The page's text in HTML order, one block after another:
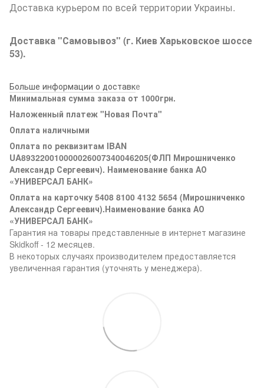
Доставка курьером по всей территории Украины.
Доставка "Самовывоз" (г. Киев Харьковское шоссе
53).
Больше информации о доставке
Минимальная сумма заказа от 1000грн.
Наложенный платеж "Новая Почта"
Оплата наличными
Оплата по реквизитам IBAN
UA893220010000026007340046205(ФЛП Мирошниченко
Александр Сергеевич). Наименование банка АО
«УНИВЕРСАЛ БАНК»
Оплата на карточку 5408 8100 4132 5654 (Мирошниченко
Александр Сергеевич).Наименование банка АО
«УНИВЕРСАЛ БАНК»
Гарантия на товары представленные в интернет магазине
Skidkoff - 12 месяцев.
В некоторых случаях производителем предоставляется
увеличенная гарантия (уточнять у менеджера).